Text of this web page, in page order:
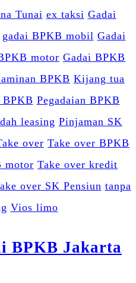
Tunai ex taksi Gadai
gadai BPKB mobil Gadai
motor Gadai BPKB
BPKB Kijang tua
BPKB Pegadaian BPKB
leasing Pinjaman SK
over Take over BPKB
motor Take over kredit
over SK Pensiun tanpa
Vios limo
BPKB Jakarta